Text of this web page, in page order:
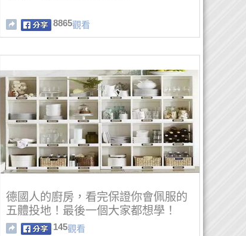
8865觀看
德國人的廚房，看完保證你會佩服的
五體投地！最後一個大家都想學！
145觀看